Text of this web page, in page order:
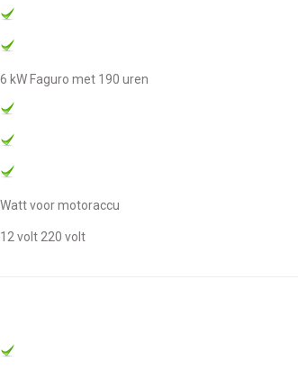
6 kW Faguro met 190 uren
Watt voor motoraccu
12 volt 220 volt